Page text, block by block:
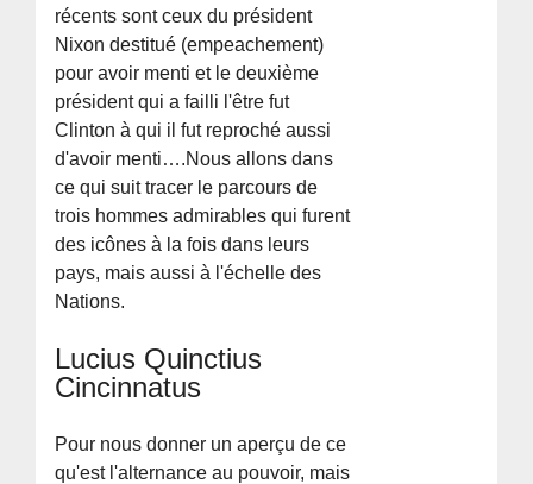
récents sont ceux du président
Nixon destitué (empeachement)
pour avoir menti et le deuxième
président qui a failli l'être fut
Clinton à qui il fut reproché aussi
d'avoir menti….Nous allons dans
ce qui suit tracer le parcours de
trois hommes admirables qui furent
des icônes à la fois dans leurs
pays, mais aussi à l'échelle des
Nations.
Lucius Quinctius
Cincinnatus
Pour nous donner un aperçu de ce
qu'est l'alternance au pouvoir, mais